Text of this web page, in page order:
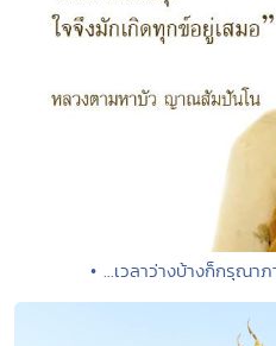
• ...เวลาว่างบ้างก็กรุณา